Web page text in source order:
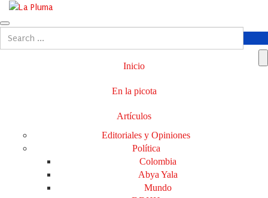
Inicio
En la picota
Artículos
Editoriales y Opiniones
Política
Colombia
Abya Yala
Mundo